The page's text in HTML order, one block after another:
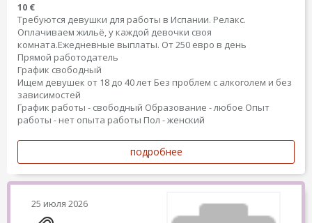
10 €
Требуются девушки для работы в Испании. Релакс.
Оплачиваем жильё, у каждой девочки своя
комната.Ежедневные выплаты. От 250 евро в день
Прямой работодатель
График свободный
Ищем девушек от 18 до 40 лет Без проблем с алкоголем и без
зависимостей
График работы - свободный Образование - любое Опыт
работы - нет опыта работы Пол - женский
подробнее
25 июля 2026